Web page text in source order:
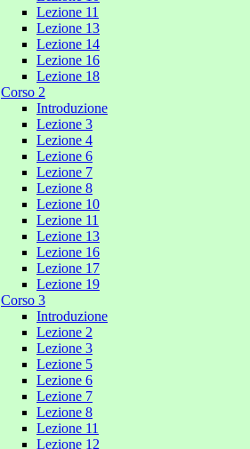
Lezione 11
Lezione 13
Lezione 14
Lezione 16
Lezione 18
Corso 2
Introduzione
Lezione 3
Lezione 4
Lezione 6
Lezione 7
Lezione 8
Lezione 10
Lezione 11
Lezione 13
Lezione 16
Lezione 17
Lezione 19
Corso 3
Introduzione
Lezione 2
Lezione 3
Lezione 5
Lezione 6
Lezione 7
Lezione 8
Lezione 11
Lezione 12